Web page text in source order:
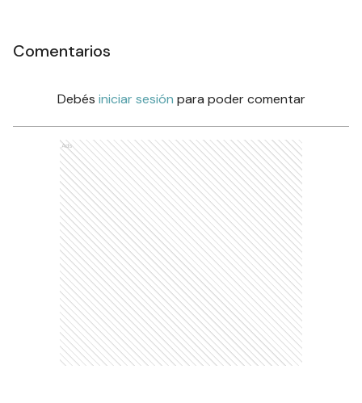
Comentarios
Debés iniciar sesión para poder comentar
Ads